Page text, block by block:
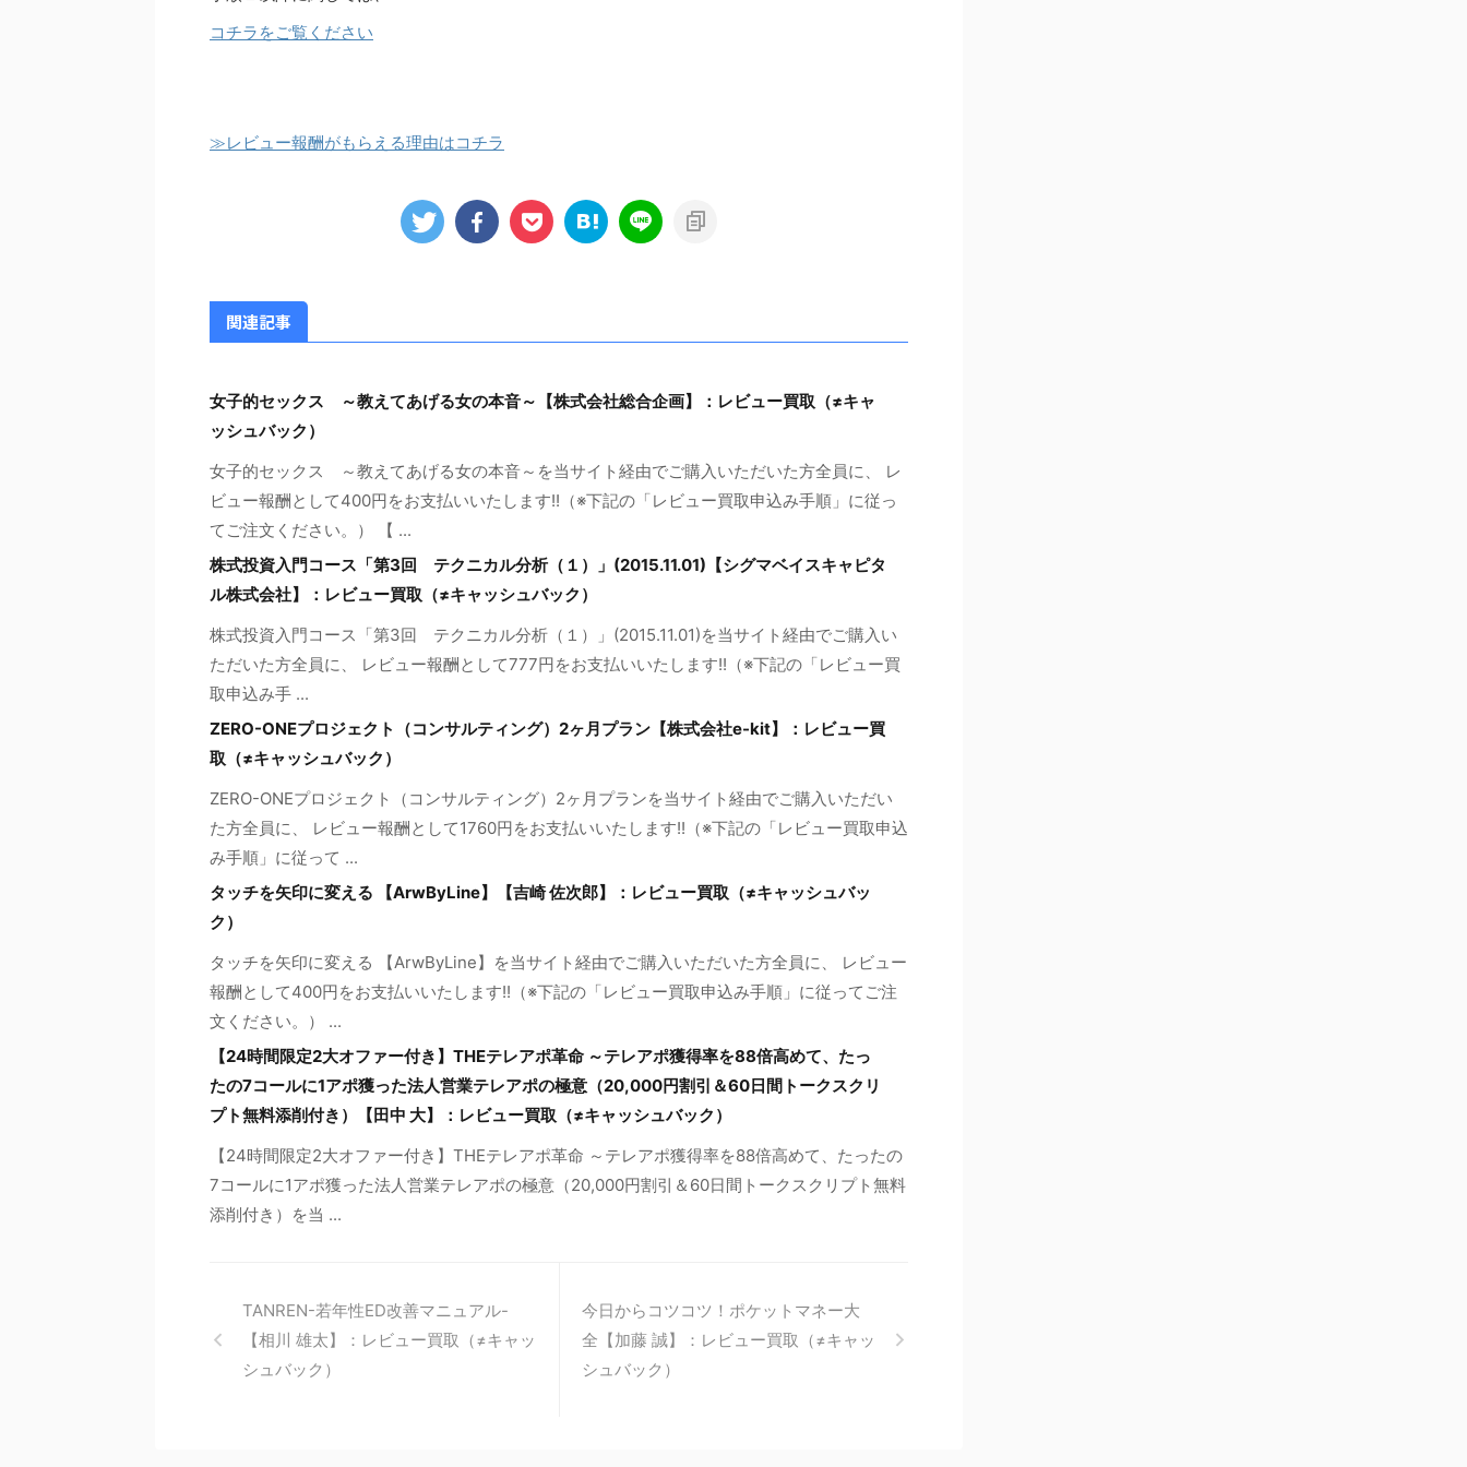
コチラをご覧ください
≫レビュー報酬がもらえる理由はコチラ
関連記事
女子的セックス ～教えてあげる女の本音～【株式会社総合企画】：レビュー買取（≠キャ
ッシュバック）
女子的セックス ～教えてあげる女の本音～を当サイト経由でご購入いただいた方全員に、 レ
ビュー報酬として400円をお支払いいたします!!（※下記の「レビュー買取申込み手順」に従っ
てご注文ください。） 【 ...
株式投資入門コース「第3回 テクニカル分析（１）」(2015.11.01)【シグマベイスキャピタ
ル株式会社】：レビュー買取（≠キャッシュバック）
株式投資入門コース「第3回 テクニカル分析（１）」(2015.11.01)を当サイト経由でご購入い
ただいた方全員に、 レビュー報酬として777円をお支払いいたします!!（※下記の「レビュー買
取申込み手 ...
ZERO-ONEプロジェクト（コンサルティング）2ヶ月プラン【株式会社e-kit】：レビュー買
取（≠キャッシュバック）
ZERO-ONEプロジェクト（コンサルティング）2ヶ月プランを当サイト経由でご購入いただい
た方全員に、 レビュー報酬として1760円をお支払いいたします!!（※下記の「レビュー買取申込
み手順」に従って ...
タッチを矢印に変える 【ArwByLine】【吉崎 佐次郎】：レビュー買取（≠キャッシュバッ
ク）
タッチを矢印に変える 【ArwByLine】を当サイト経由でご購入いただいた方全員に、 レビュー
報酬として400円をお支払いいたします!!（※下記の「レビュー買取申込み手順」に従ってご注
文ください。） ...
【24時間限定2大オファー付き】THEテレアポ革命 ～テレアポ獲得率を88倍高めて、たっ
たの7コールに1アポ獲った法人営業テレアポの極意（20,000円割引＆60日間トークスクリ
プト無料添削付き）【田中 大】：レビュー買取（≠キャッシュバック）
【24時間限定2大オファー付き】THEテレアポ革命 ～テレアポ獲得率を88倍高めて、たったの
7コールに1アポ獲った法人営業テレアポの極意（20,000円割引＆60日間トークスクリプト無料
添削付き）を当 ...
TANREN-若年性ED改善マニュアル-
【相川 雄太】：レビュー買取（≠キャッ
シュバック）
今日からコツコツ！ポケットマネー大
全【加藤 誠】：レビュー買取（≠キャッ
シュバック）